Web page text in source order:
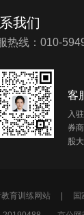
我们
热线：010-
客
入
券
股
教育训练网站 |
国